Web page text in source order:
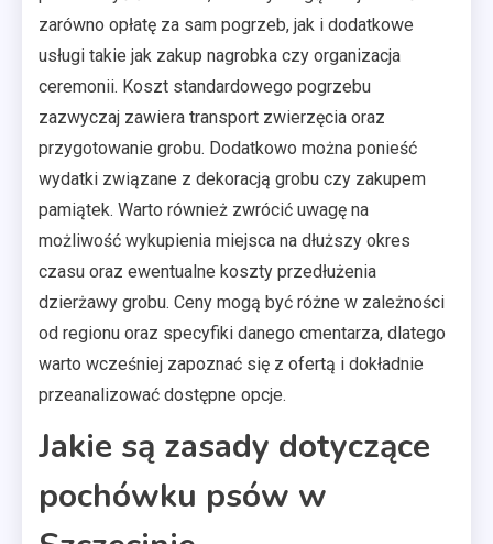
zarówno opłatę za sam pogrzeb, jak i dodatkowe
usługi takie jak zakup nagrobka czy organizacja
ceremonii. Koszt standardowego pogrzebu
zazwyczaj zawiera transport zwierzęcia oraz
przygotowanie grobu. Dodatkowo można ponieść
wydatki związane z dekoracją grobu czy zakupem
pamiątek. Warto również zwrócić uwagę na
możliwość wykupienia miejsca na dłuższy okres
czasu oraz ewentualne koszty przedłużenia
dzierżawy grobu. Ceny mogą być różne w zależności
od regionu oraz specyfiki danego cmentarza, dlatego
warto wcześniej zapoznać się z ofertą i dokładnie
przeanalizować dostępne opcje.
Jakie są zasady dotyczące
pochówku psów w